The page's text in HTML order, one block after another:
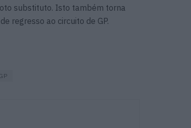
substituto. Isto também torna
regresso ao circuito de GP.